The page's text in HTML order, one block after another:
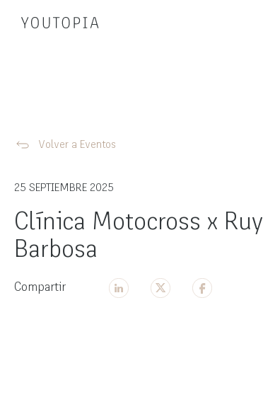
Volver a Eventos
25 SEPTIEMBRE 2025
Clínica Motocross x Ruy
Barbosa
Compartir